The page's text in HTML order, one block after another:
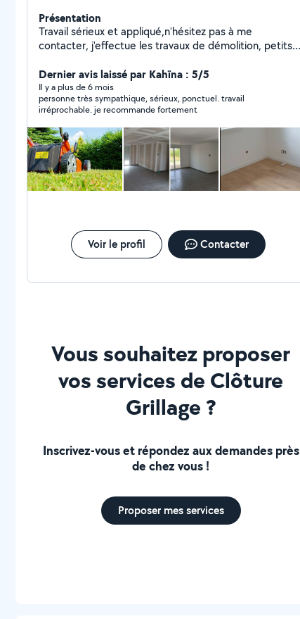
Présentation
Travail sérieux et appliqué,n'hésitez pas à me
contacter, j'effectue les travaux de démolition, petits
espaces verts. N'hésitez pas à me contacter.
Cordialement
Dernier avis laissé par Kahïna : 5/5
Il y a plus de 6 mois
personne très sympathique, sérieux, ponctuel. travail
irréprochable. je recommande fortement
Voir le profil Contacter
Vous souhaitez proposer
vos services de Clôture
Grillage ?
Inscrivez-vous et répondez aux demandes près
de chez vous !
Proposer mes services